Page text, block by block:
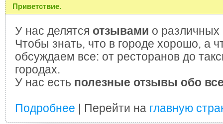
Приветствие.
У нас делятся отзывами о различных
Чтобы знать, что в городе хорошо, а
обсуждаем все: от ресторанов до
городах.
У нас есть полезные отзывы обо
Подробнее | Перейти на главную